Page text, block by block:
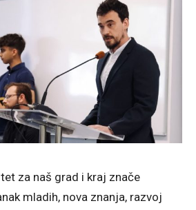
za naš grad i kraj znače
mladih, nova znanja, razvoj